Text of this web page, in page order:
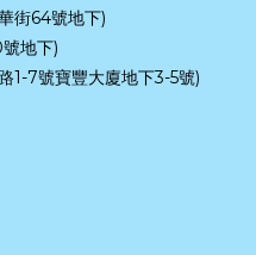
街64號地下)
地下)
1-7號寶豐大廈地下3-5號)